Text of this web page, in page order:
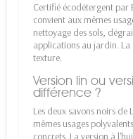
Certifié écodétergent par
convient aux mêmes
nettoyage des sols,
applications au jardin.
texture.
Version lin ou
différence ?
Les deux savons noirs
mêmes usages